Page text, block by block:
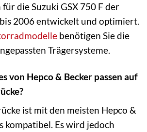
für die Suzuki GSX 750 F der
2006 entwickelt und optimiert.
benötigen Sie die
Trägersysteme.
von Hepco & Becker passen auf
ist mit den meisten Hepco &
kompatibel. Es wird jedoch